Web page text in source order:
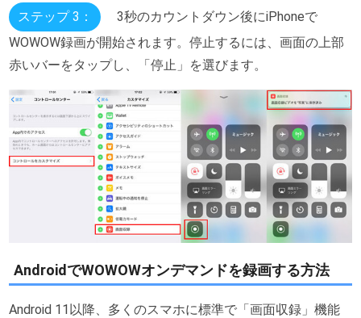
ステップ 3：
3秒のカウントダウン後にiPhoneで
WOWOW録画が開始されます。停止するには、画面の上部
赤いバーをタップし、「停止」を選びます。
AndroidでWOWOWオンデマンドを録画する方法
Android 11以降、多くのスマホに標準で「画面収録」機能